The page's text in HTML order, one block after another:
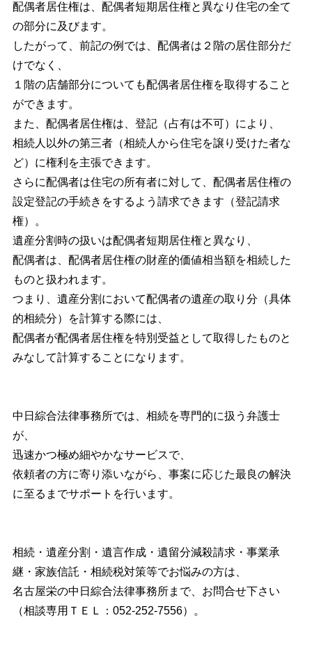
配偶者居住権は、配偶者短期居住権と異なり住宅の全て
の部分に及びます。
したがって、前記の例では、配偶者は２階の居住部分だ
けでなく、
１階の店舗部分についても配偶者居住権を取得すること
ができます。
また、配偶者居住権は、登記（占有は不可）により、
相続人以外の第三者（相続人から住宅を譲り受けた者な
ど）に権利を主張できます。
さらに配偶者は住宅の所有者に対して、配偶者居住権の
設定登記の手続きをするよう請求できます（登記請求
権）。
遺産分割時の扱いは配偶者短期居住権と異なり、
配偶者は、配偶者居住権の財産的価値相当額を相続した
ものと扱われます。
つまり、遺産分割において配偶者の遺産の取り分（具体
的相続分）を計算する際には、
配偶者が配偶者居住権を特別受益として取得したものと
みなして計算することになります。
中日綜合法律事務所では、相続を専門的に扱う弁護士
が、
迅速かつ極め細やかなサービスで、
依頼者の方に寄り添いながら、事案に応じた最良の解決
に至るまでサポートを行います。
相続・遺産分割・遺言作成・遺留分減殺請求・事業承
継・家族信託・相続税対策等でお悩みの方は、
名古屋栄の中日綜合法律事務所まで、お問合せ下さい
（相談専用ＴＥＬ：052-252-7556）。